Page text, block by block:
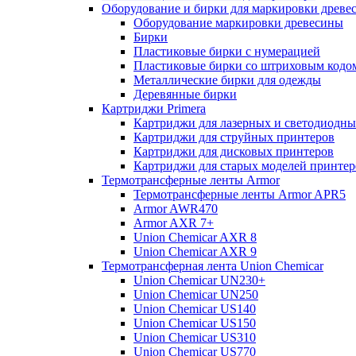
Оборудование и бирки для маркировки
Оборудование маркировки древесины
Бирки
Пластиковые бирки с нумерацией
Пластиковые бирки со штриховым
Металлические бирки для одежды
Деревянные бирки
Картриджи Primera
Картриджи для лазерных и
Картриджи для струйных принтеров
Картриджи для дисковых принтеров
Картриджи для старых моделей
Термотрансферные ленты Armor
Термотрансферные ленты Armor APR5
Armor AWR470
Armor AXR 7+
Union Chemicar AXR 8
Union Chemicar AXR 9
Термотрансферная лента Union Chemicar
Union Chemicar UN230+
Union Chemicar UN250
Union Chemicar US140
Union Chemicar US150
Union Chemicar US310
Union Chemicar US770